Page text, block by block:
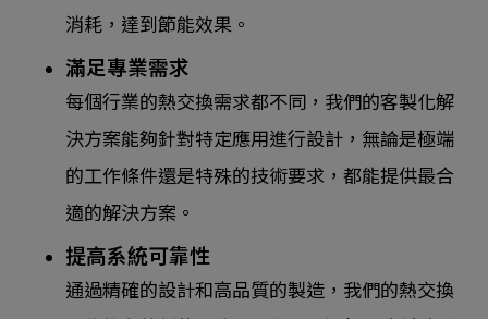
消耗，達到節能效果。
滿足專業需求
每個行業的熱交換需求都不同，我們的客製化解
決方案能夠針對特定應用進行設計，無論是極端
的工作條件還是特殊的技術要求，都能提供最合
適的解決方案。
提高系統可靠性
通過精確的設計和高品質的製造，我們的熱交換